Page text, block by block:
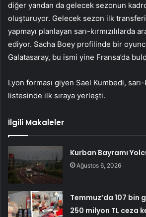
diğer yandan da gelecek sezonun
oluşturuyor. Gelecek sezon ilk
yapmayı planlayan sarı-kırmızılılarda
ediyor. Sacha Boey profilinde bir
Galatasaray, bu ismi yine Fransa’da
Lyon forması giyen Sael Kumbedi, sarı-
listesinde ilk sıraya yerleşti.
İlgili Makaleler
Kurban Bayramı
Ağustos 6, 2026
Temmuz’da 107 bin
250 milyon TL ceza